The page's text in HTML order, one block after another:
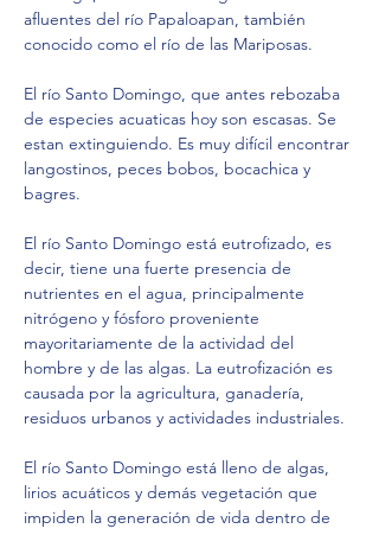
afluentes del río Papaloapan, también
conocido como el río de las Mariposas.
El río Santo Domingo, que antes rebozaba
de especies acuaticas hoy son escasas. Se
estan extinguiendo. Es muy difícil encontrar
langostinos, peces bobos, bocachica y
bagres.
El río Santo Domingo está eutrofizado, es
decir, tiene una fuerte presencia de
nutrientes en el agua, principalmente
nitrógeno y fósforo proveniente
mayoritariamente de la actividad del
hombre y de las algas. La eutrofización es
causada por la agricultura, ganadería,
residuos urbanos y actividades industriales.
El río Santo Domingo está lleno de algas,
lirios acuáticos y demás vegetación que
impiden la generación de vida dentro de